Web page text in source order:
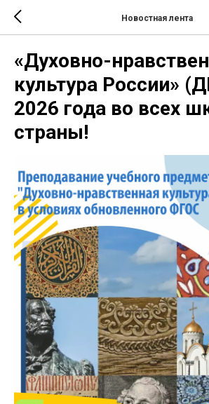
Новостная лента
«Духовно-
культура России»
2026 года во всех
страны!